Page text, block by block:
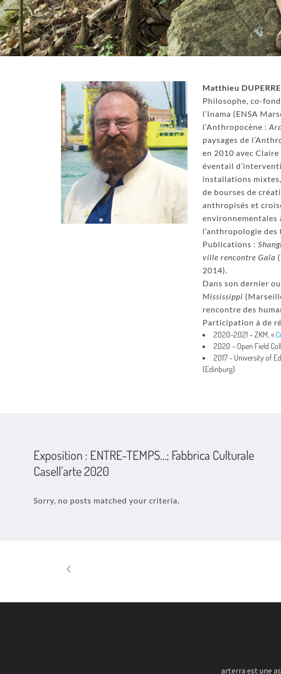
Matthieu
Philosophe, co-
l’Inama (ENSA
l’Anthropocène :
paysages de
en 2010 avec
éventail
installations
de bourses de
anthropisés et
environnementales
l’anthropologie des
Publications :
ville rencontre Gaïa
2014).
Dans son dernier
Mississippi
rencontre des
Participation à de
2020-2021 – ZKM, «
2020 – Open Field
2017 – University of
(Edinburg)
Exposition : ENTRE-TEMPS…; Fabbrica Culturale
Casell’arte 2020
Sorry, no posts matched your criteria.
arterra est une